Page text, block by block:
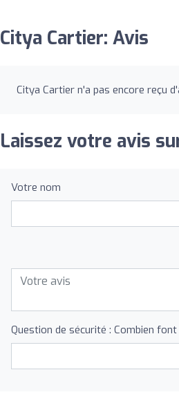
Citya Cartier: Avis
Citya Cartier n'a pas encore reçu
Laissez votre avis
Votre nom
Question de sécurité : Combien